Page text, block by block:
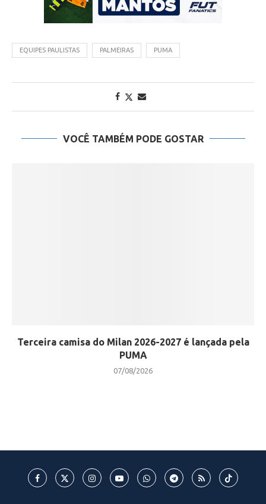
EQUIPES PAULISTAS PALMEIRAS PUMA
VOCÊ TAMBÉM PODE GOSTAR
Terceira camisa do Milan 2026-2027 é lançada pela
PUMA
07/08/2026